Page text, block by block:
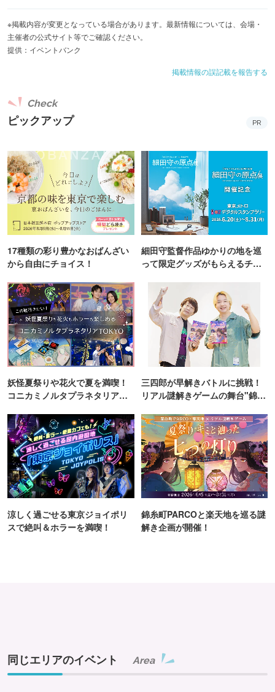
※掲載内容が変更となっている場合があります。最新情報については、会場・
主催者の公式サイト等でご確認ください。
提供：イベントバンク
掲載情報の誤記載を報告する
ピックアップ
Check
PR
17種類の彩り豊かなおばんざい
から自由にチョイス！
細田守監督作品ゆかりの地を巡
って限定グッズがもらえるチャ
妖怪夏祭りや花火で夏を満喫！
コニカミノルタプラネタリア
三四郎が早解きバトルに挑戦！
リアル謎解きゲームの舞台"錦糸
涼しく過ごせる東京ジョイポリ
スで絶叫＆ホラーを満喫！
錦糸町PARCOと楽天地を巡る謎
解き企画が開催！
同じエリアのイベント Area